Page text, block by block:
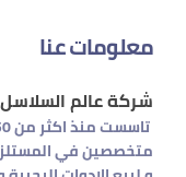
معلومات عنا
شركة عالم
تاسست منذ اكثر من 50 عام
متخصصين في